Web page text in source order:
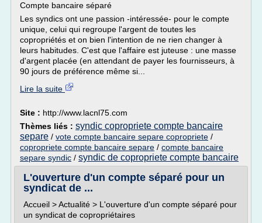
Compte bancaire séparé
Les syndics ont une passion -intéressée- pour le compte
unique, celui qui regroupe l'argent de toutes les
copropriétés et on bien l'intention de ne rien changer à
leurs habitudes. C'est que l'affaire est juteuse : une masse
d'argent placée (en attendant de payer les fournisseurs, à
90 jours de préférence même si...
Lire la suite
Site : http://www.lacnl75.com
Thèmes liés : syndic copropriete compte bancaire
separe / vote compte bancaire separe copropriete /
copropriete compte bancaire separe / compte bancaire
separe syndic / syndic de copropriete compte bancaire
L'ouverture d'un compte séparé pour un
syndicat de ...
Accueil > Actualité > L'ouverture d'un compte séparé pour
un syndicat de copropriétaires